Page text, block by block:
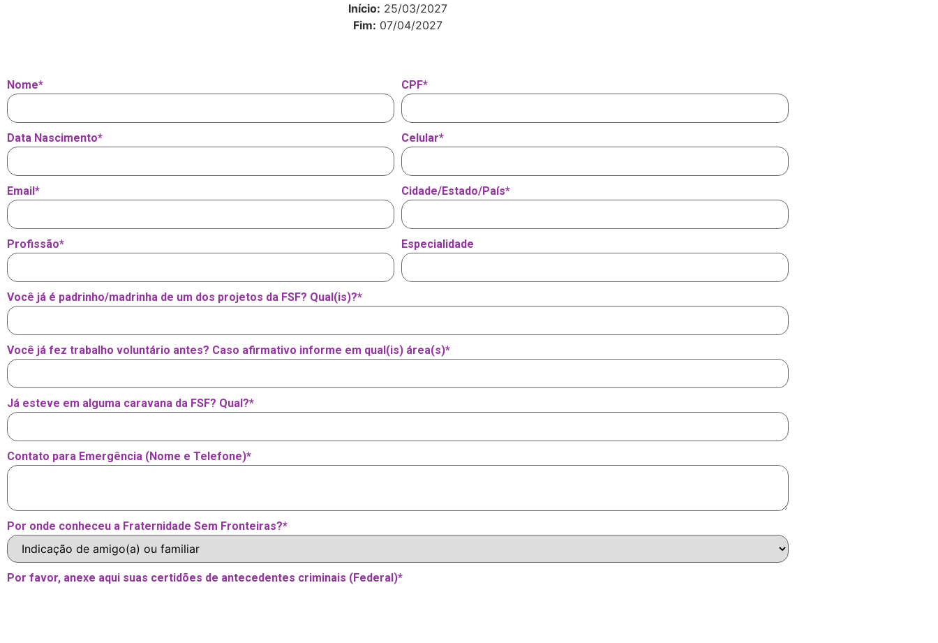
Início: 25/03/2027
Fim: 07/04/2027
Nome* CPF*
Data Nascimento* Celular*
Email * Cidade/Estado/País*
Profissão* Especialidade
Você já é padrinho/madrinha de um dos projetos da FSF? Qual(is)?*
Você já fez trabalho voluntário antes? Caso afirmativo informe em qual(is) área(s)*
Já esteve em alguma caravana da FSF? Qual?*
Contato para Emergência (Nome e Telefone)*
Por onde conheceu a Fraternidade Sem Fronteiras?*
Por favor, anexe aqui suas certidões de antecedentes criminais (Federal)*